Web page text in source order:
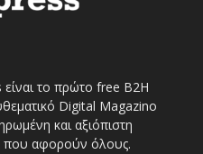
το πρώτο free Β2Η
Digital Magazino
και αξιόπιστη
που αφορούν όλους.